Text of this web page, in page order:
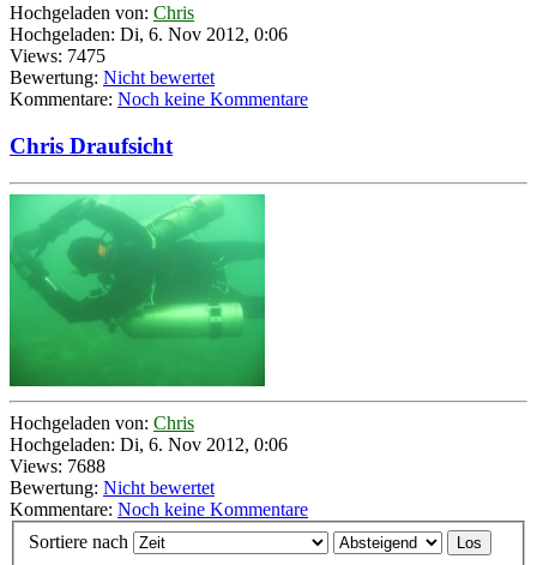
Hochgeladen von: Chris
Hochgeladen: Di, 6. Nov 2012, 0:06
Views: 7475
Bewertung: Nicht bewertet
Kommentare: Noch keine Kommentare
Chris Draufsicht
Hochgeladen von: Chris
Hochgeladen: Di, 6. Nov 2012, 0:06
Views: 7688
Bewertung: Nicht bewertet
Kommentare: Noch keine Kommentare
Sortiere nach